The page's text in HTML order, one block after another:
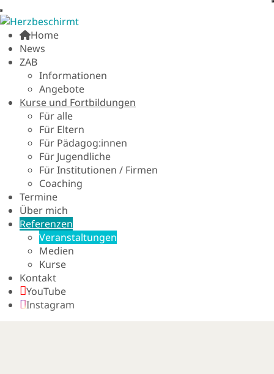
Home
News
ZAB
Informationen
Angebote
Kurse und Fortbildungen
Für alle
Für Eltern
Für Pädagog:innen
Für Jugendliche
Für Institutionen / Firmen
Coaching
Termine
Über mich
Referenzen
Veranstaltungen
Medien
Kurse
Kontakt
YouTube
Instagram